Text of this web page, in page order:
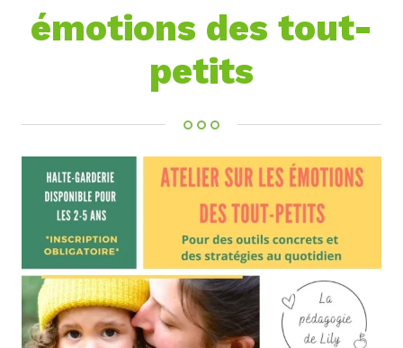
émotions des tout-
petits